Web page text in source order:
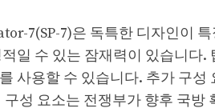
7(SP-7)은 독특한 디자인이
일 수 있는 잠재력이 있습니다
사용할 수 있습니다. 추가 구
구성 요소는 전쟁부가 향후 국